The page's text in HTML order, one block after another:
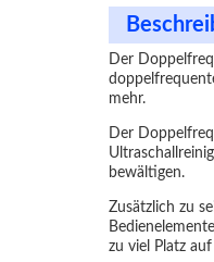
Der
mehr.
Der
bewältigen.
Zusätzlich zu
zu viel Platz